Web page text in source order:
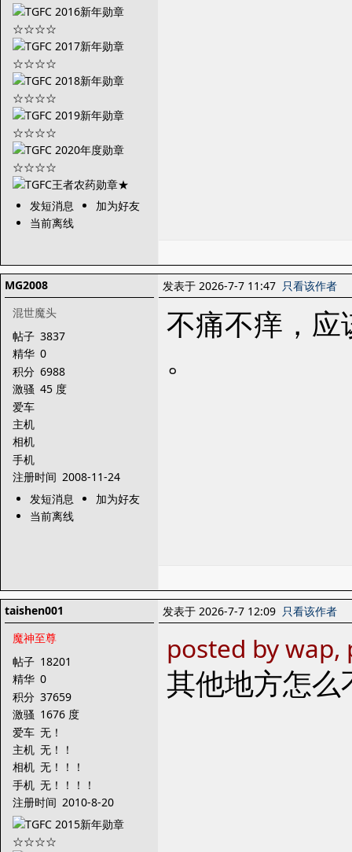
发短消息
加为好友
当前离线
MG2008
混世魔头
帖子 3837
精华 0
积分 6988
激骚 45 度
爱车
主机
相机
手机
注册时间 2008-11-24
发短消息
加为好友
当前离线
发表于 2026-7-7 11:47 只看该作者
不痛不痒，
。
taishen001
魔神至尊
帖子 18201
精华 0
积分 37659
激骚 1676 度
爱车 无！
主机 无！！
相机 无！！！
手机 无！！！！
注册时间 2010-8-20
发表于 2026-7-7 12:09 只看该作者
posted by
其他地方怎